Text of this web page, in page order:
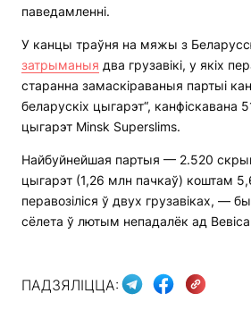
паведамленні.
У канцы траўня на мяжы з
затрыманыя два грузавікі, у якіх
старанна замаскіраваныя партыі
беларускіх цыгарэт“, канфіскавана
цыгарэт Minsk Superslims.
Найбуйнейшая партыя — 2.520
цыгарэт (1,26 млн пачкаў) коштам
перавозіліся ў двух грузавіках, —
сёлета ў лютым непадалёк ад
ПАДЗЯЛІЦЦА: